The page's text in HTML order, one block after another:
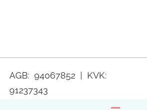
AGB: 94067852 | KVK:
91237343